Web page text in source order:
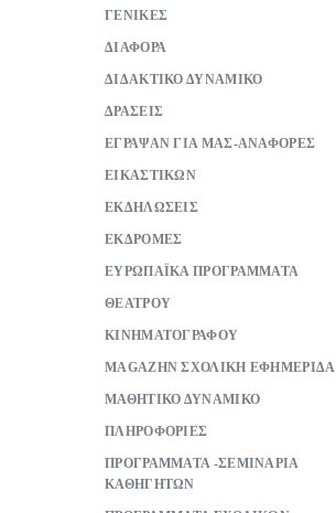
ΓΕΝΙΚΕΣ
ΔΙΑΦΟΡΑ
ΔΙΔΑΚΤΙΚΟ ΔΥΝΑΜΙΚΟ
ΔΡΑΣΕΙΣ
ΕΓΡΑΨΑΝ ΓΙΑ ΜΑΣ-ΑΝΑΦΟΡΕΣ
ΕΙΚΑΣΤΙΚΩΝ
ΕΚΔΗΛΩΣΕΙΣ
ΕΚΔΡΟΜΕΣ
ΕΥΡΩΠΑΪΚΑ ΠΡΟΓΡΑΜΜΑΤΑ
ΘΕΑΤΡΟΥ
ΚΙΝΗΜΑΤΟΓΡΑΦΟΥ
ΜAGAZHN ΣΧΟΛΙΚΗ ΕΦΗΜΕΡΙΔΑ
ΜΑΘΗΤΙΚΟ ΔΥΝΑΜΙΚΟ
ΠΛΗΡΟΦΟΡΙΕΣ
ΠΡΟΓΡΑΜΜΑΤΑ -ΣΕΜΙΝΑΡΙΑ
ΚΑΘΗΓΗΤΩΝ